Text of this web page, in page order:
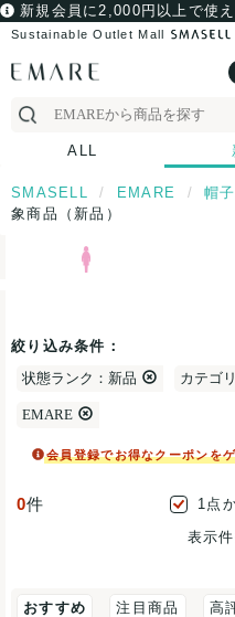
新規会員に2,000円以上で使
Sustainable Outlet Mall
ALL
SMASELL EMARE 帽子
象商品（新品）
絞り込み条件：
状態ランク：新品 カテゴ
EMARE
会員登録でお得なクーポンを
0件 1点
表示
おすすめ 注目商品 高